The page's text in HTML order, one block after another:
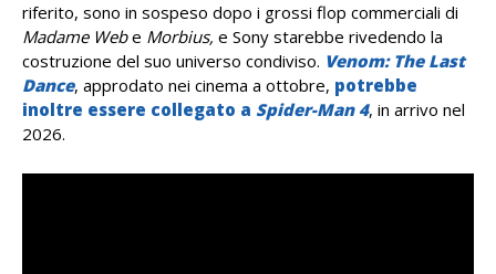
riferito, sono in sospeso dopo i grossi flop commerciali di
Madame Webe Morbius, e Sony starebbe rivedendo la
costruzione del suo universo condiviso. Venom: The Last
Dance, approdato nei cinema a ottobre, potrebbe
inoltre essere collegato a Spider-Man 4, in arrivo nel
2026.